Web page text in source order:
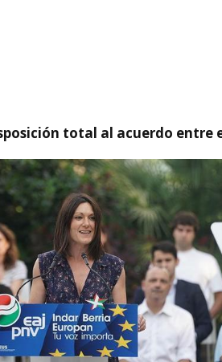
total al acuerdo entre